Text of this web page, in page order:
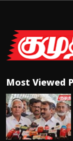
Most Viewed